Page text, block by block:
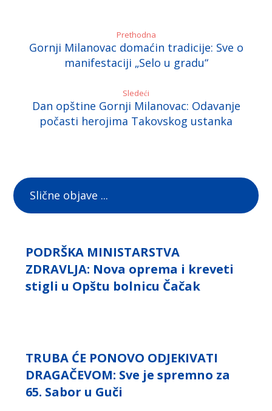
Prethodna
Gornji Milanovac domaćin tradicije: Sve o
manifestaciji „Selo u gradu“
Sledeći
Dan opštine Gornji Milanovac: Odavanje
počasti herojima Takovskog ustanka
Slične objave ...
PODRŠKA MINISTARSTVA
ZDRAVLJA: Nova oprema i kreveti
stigli u Opštu bolnicu Čačak
TRUBA ĆE PONOVO ODJEKIVATI
DRAGAČEVOM: Sve je spremno za
65. Sabor u Guči